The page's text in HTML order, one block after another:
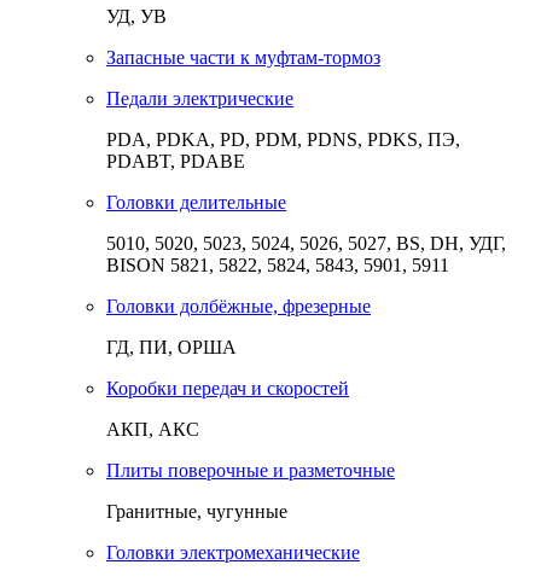
УД, УВ
Запасные части к муфтам-тормоз
Педали электрические
PDA, PDKA, PD, PDM, PDNS, PDKS, ПЭ,
PDABT, PDABE
Головки делительные
5010, 5020, 5023, 5024, 5026, 5027, BS, DH, УДГ,
BISON 5821, 5822, 5824, 5843, 5901, 5911
Головки долбёжные, фрезерные
ГД, ПИ, ОРША
Коробки передач и скоростей
АКП, АКС
Плиты поверочные и разметочные
Гранитные, чугунные
Головки электромеханические